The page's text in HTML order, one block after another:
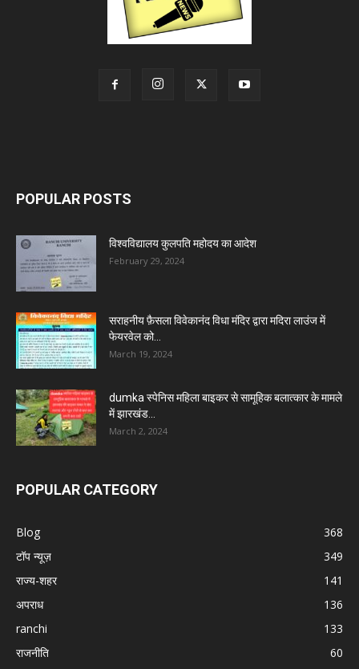
POPULAR POSTS
विश्वविद्यालय कुलपति महोदय का आदेश
February 29, 2024
सराहनीय फ़ैसला विवेकानंद विधा मंदिर द्वारा मदिरा लाउंज में
फेयरवेल को...
March 19, 2024
dumka स्पेनिस महिला बाइकर से सामूहिक बलात्कार के मामले
में झारखंड...
March 2, 2024
POPULAR CATEGORY
Blog
368
टॉप न्यूज़
349
राज्य-शहर
141
अपराध
136
ranchi
133
राजनीति
60